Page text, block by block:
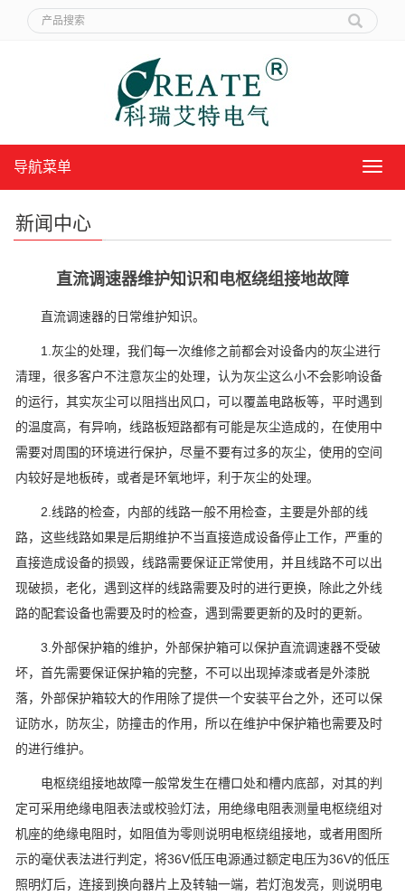
导
导航菜单
新闻中心
直流调速器维护知识和电枢绕组接地故障
直流调速器的日常维护知识。
1.灰尘的处理，我们每一次维修之前都会对设备内的灰尘进行
清理，很多客户不注意灰尘的处理，认为灰尘这么小不会影响设备
的运行，其实灰尘可以阻挡出风口，可以覆盖电路板等，平时遇到
的温度高，有异响，线路板短路都有可能是灰尘造成的，在使用中
需要对周围的环境进行保护，尽量不要有过多的灰尘，使用的空间
内较好是地板砖，或者是环氧地坪，利于灰尘的处理。
2.线路的检查，内部的线路一般不用检查，主要是外部的线
路，这些线路如果是后期维护不当直接造成设备停止工作，严重的
直接造成设备的损毁，线路需要保证正常使用，并且线路不可以出
现破损，老化，遇到这样的线路需要及时的进行更换，除此之外线
路的配套设备也需要及时的检查，遇到需要更新的及时的更新。
3.外部保护箱的维护，外部保护箱可以保护直流调速器不受破
坏，首先需要保证保护箱的完整，不可以出现掉漆或者是外漆脱
落，外部保护箱较大的作用除了提供一个安装平台之外，还可以保
证防水，防灰尘，防撞击的作用，所以在维护中保护箱也需要及时
的进行维护。
电枢绕组接地故障一般常发生在槽口处和槽内底部，对其的判
定可采用绝缘电阻表法或校验灯法，用绝缘电阻表测量电枢绕组对
机座的绝缘电阻时，如阻值为零则说明电枢绕组接地，或者用图所
示的毫伏表法进行判定，将36V低压电源通过额定电压为36V的低压
照明灯后，连接到换向器片上及转轴一端，若灯泡发亮，则说明电